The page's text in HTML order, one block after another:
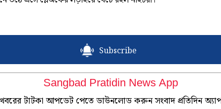
Subscribe
Sangbad Pratidin News App
খবরের টাটকা আপডেট পেতে ডাউনলোড করুন সংবাদ প্রতিদিন